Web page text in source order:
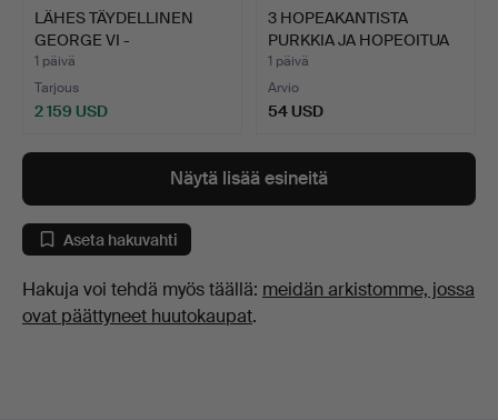
LÄHES TÄYDELLINEN
GEORGE VI -
HOPEATERISETT…
1 päivä
Tarjous
2 159 USD
3 HOPEAKANTISTA
PURKKIA JA HOPEOITUA
METAL…
1 päivä
Arvio
54 USD
Näytä lisää esineitä
Aseta hakuvahti
Hakuja voi tehdä myös täällä: meidän arkistomme, jossa
ovat päättyneet huutokaupat.